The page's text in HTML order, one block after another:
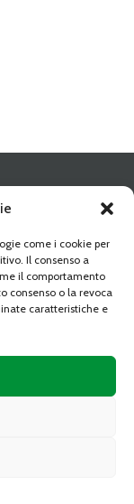
come i cookie per
Il consenso a
il comportamento
consenso o la revoca
caratteristiche e
Portone n. 10